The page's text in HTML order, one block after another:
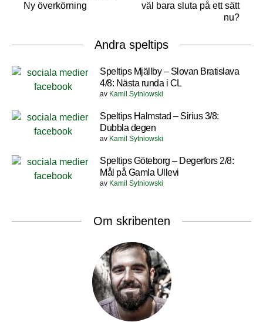
Ny överkörning
väl bara sluta på ett sätt
nu?
Andra speltips
Speltips Mjällby – Slovan Bratislava
4/8: Nästa runda i CL
av Kamil Sytniowski
Speltips Halmstad – Sirius 3/8:
Dubbla degen
av Kamil Sytniowski
Speltips Göteborg – Degerfors 2/8:
Mål på Gamla Ullevi
av Kamil Sytniowski
Om skribenten